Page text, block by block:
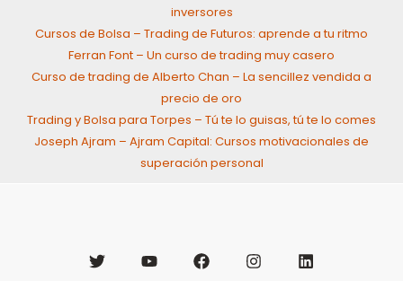
inversores
Cursos de Bolsa – Trading de Futuros: aprende a tu ritmo
Ferran Font – Un curso de trading muy casero
Curso de trading de Alberto Chan – La sencillez vendida a
precio de oro
Trading y Bolsa para Torpes – Tú te lo guisas, tú te lo comes
Joseph Ajram – Ajram Capital: Cursos motivacionales de
superación personal